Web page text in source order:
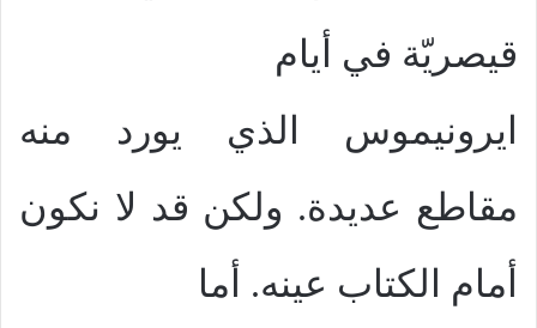
قيصريّة في أيام
ايرونيموس الذي يورد منه
مقاطع عديدة. ولكن قد لا نكون
أمام الكتاب عينه. أما